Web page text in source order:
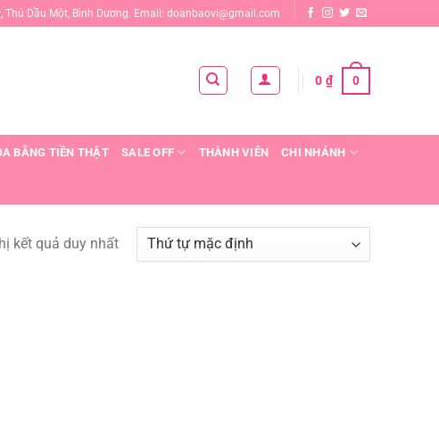
Dầu Một, Bình Dương. Email: doanbaovi@gmail.com
0₫ 0
BẰNG TIỀN THẬT SALE OFF THÀNH VIÊN CHI NHÁNH
kết quả duy nhất